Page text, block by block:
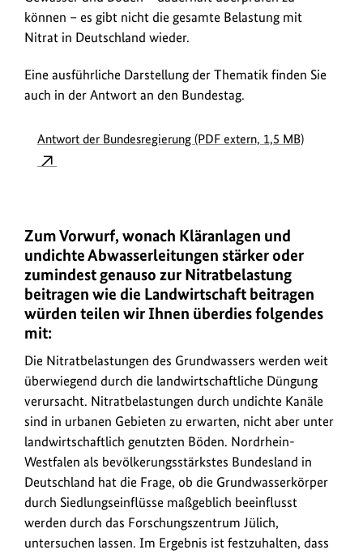
können – es gibt nicht die gesamte Belastung mit
Nitrat in Deutschland wieder.
Eine ausführliche Darstellung der Thematik finden Sie
auch in der Antwort an den Bundestag.
Antwort der Bundesregierung (PDF extern, 1,5 MB)
Zum Vorwurf, wonach Kläranlagen und
undichte Abwasserleitungen stärker oder
zumindest genauso zur Nitratbelastung
beitragen wie die Landwirtschaft beitragen
würden teilen wir Ihnen überdies folgendes
mit:
Die Nitratbelastungen des Grundwassers werden weit
überwiegend durch die landwirtschaftliche Düngung
verursacht. Nitratbelastungen durch undichte Kanäle
sind in urbanen Gebieten zu erwarten, nicht aber unter
landwirtschaftlich genutzten Böden. Nordrhein-
Westfalen als bevölkerungsstärkstes Bundesland in
Deutschland hat die Frage, ob die Grundwasserkörper
durch Siedlungseinflüsse maßgeblich beeinflusst
werden durch das Forschungszentrum Jülich,
untersuchen lassen. Im Ergebnis ist festzuhalten, dass